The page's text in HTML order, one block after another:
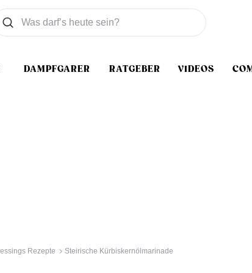
DAMPFGARER RATGEBER VIDEOS
wollen Sie suchen
Suchen
Rezepte Steirische Kürbiskernölmarinade